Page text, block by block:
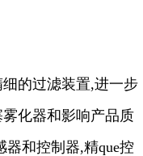
的过滤装置,进一步
化器和影响产品质
和控制器,精que控